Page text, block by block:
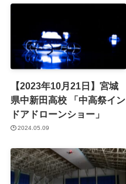
【2023年10月21日】宮城
県中新田高校 「中高祭イン
ドアドローンショー」
2024.05.09